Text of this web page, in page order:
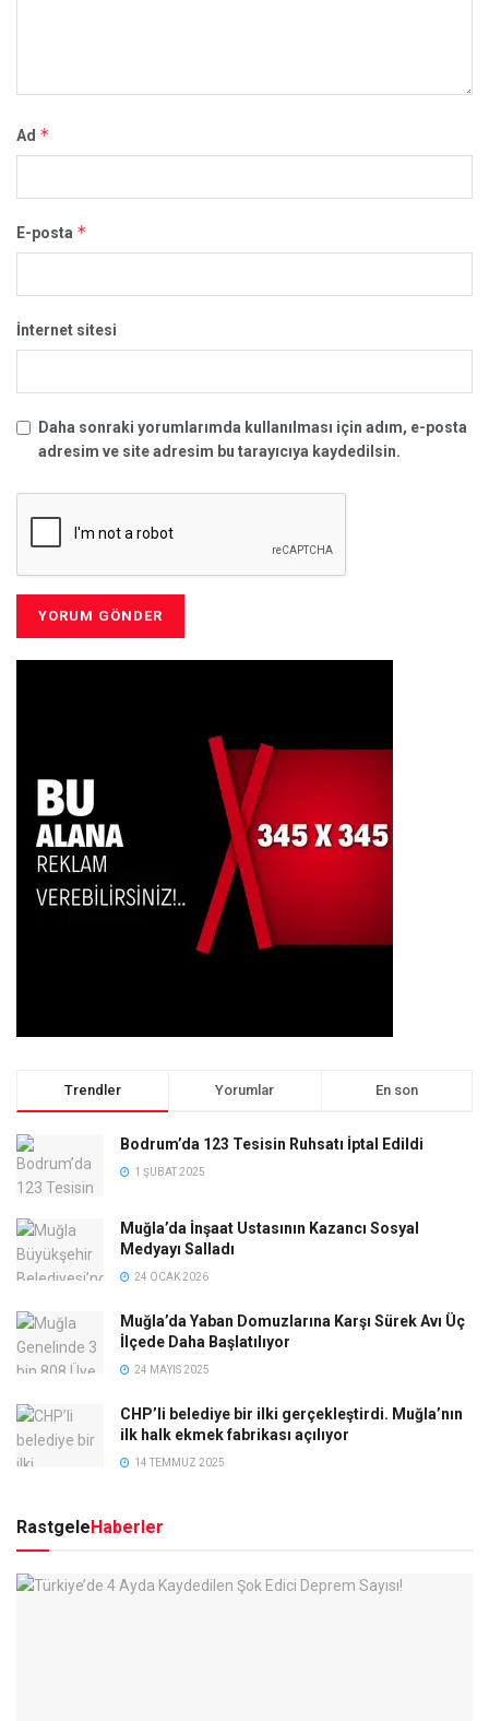
Ad *
E-posta *
İnternet sitesi
Daha sonraki yorumlarımda kullanılması için adım, e-posta
adresim ve site adresim bu tarayıcıya kaydedilsin.
Trendler Yorumlar En son
Bodrum’da 123 Tesisin Ruhsatı İptal Edildi
1 ŞUBAT 2025
Muğla’da İnşaat Ustasının Kazancı Sosyal
Medyayı Salladı
24 OCAK 2026
Muğla’da Yaban Domuzlarına Karşı Sürek Avı Üç
İlçede Daha Başlatılıyor
24 MAYIS 2025
CHP’li belediye bir ilki gerçekleştirdi. Muğla’nın
ilk halk ekmek fabrikası açılıyor
14 TEMMUZ 2025
RastgeleHaberler